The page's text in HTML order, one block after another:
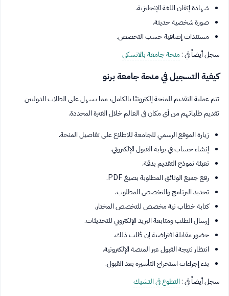
شهادة إتقان اللغة الإنجليزية.
صورة شخصية حديثة.
مستندات إضافية حسب التخصص.
سجل أيضاً في :منحة جامعة بالاتسكي
كيفية التسجيل في منحة جامعة برنو
تتم عملية التقديم للمنحة إلكترونيًا بالكامل، مما يسهل على الطلاب الدوليين
تقديم طلباتهم من أي مكان في العالم خلال الفترة المحددة.
زيارة الموقع الرسمي للجامعة للاطلاع على تفاصيل المنحة.
إنشاء حساب في بوابة القبول الإلكتروني.
تعبئة نموذج التقديم بدقة.
رفع جميع الوثائق المطلوبة بصيغ PDF.
تحديد البرنامج والتخصص المطلوب.
كتابة خطاب نية مخصص للتخصص المختار.
إرسال الطلب ومتابعة البريد الإلكتروني للتحديثات.
حضور مقابلة افتراضية إن طُلب ذلك.
انتظار نتيجة القبول عبر المنصة الإلكترونية.
بدء إجراءات استخراج التأشيرة بعد القبول.
سجل أيضاً في :التطوع في التشيك